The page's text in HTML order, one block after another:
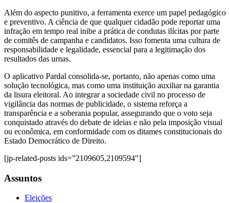
Além do aspecto punitivo, a ferramenta exerce um papel pedagógico
e preventivo. A ciência de que qualquer cidadão pode reportar uma
infração em tempo real inibe a prática de condutas ilícitas por parte
de comitês de campanha e candidatos. Isso fomenta uma cultura de
responsabilidade e legalidade, essencial para a legitimação dos
resultados das urnas.
O aplicativo Pardal consolida-se, portanto, não apenas como uma
solução tecnológica, mas como uma instituição auxiliar na garantia
da lisura eleitoral. Ao integrar a sociedade civil no processo de
vigilância das normas de publicidade, o sistema reforça a
transparência e a soberania popular, assegurando que o voto seja
conquistado através do debate de ideias e não pela imposição visual
ou econômica, em conformidade com os ditames constitucionais do
Estado Democrático de Direito.
[jp-related-posts ids=”2109605,2109594″]
Assuntos
Eleições